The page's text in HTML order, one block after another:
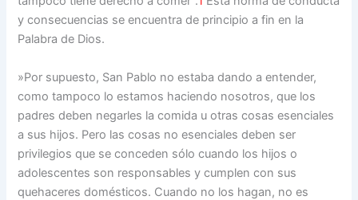
y consecuencias se encuentra de principio a fin en la
Palabra de Dios.
»Por supuesto, San Pablo no estaba dando a entender,
como tampoco lo estamos haciendo nosotros, que los
padres deben negarles la comida u otras cosas esenciales
a sus hijos. Pero las cosas no esenciales deben ser
privilegios que se conceden sólo cuando los hijos o
adolescentes son responsables y cumplen con sus
quehaceres domésticos. Cuando no los hagan, no es